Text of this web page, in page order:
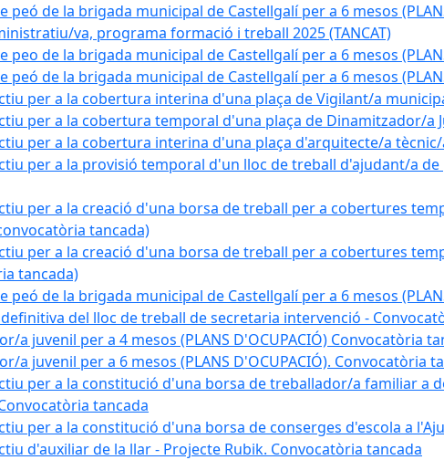
peó de la brigada municipal de Castellgalí per a 6 mesos
va, programa formació i treball 2025 (TANCAT)
peo de la brigada municipal de Castellgalí per a 6 mesos
peó de la brigada municipal de Castellgalí per a 6 mesos
per a la cobertura interina d'una plaça de Vigilant/a
per a la cobertura temporal d'una plaça de Dinamitzador/a
per a la cobertura interina d'una plaça d'arquitecte/a
per a la provisió temporal d'un lloc de treball d'ajudant/a
per a la creació d'una borsa de treball per a cobertures
tancada)
per a la creació d'una borsa de treball per a cobertures
tancada)
peó de la brigada municipal de Castellgalí per a 6 mesos
del lloc de treball de secretaria intervenció -
a juvenil per a 4 mesos (PLANS D'OCUPACIÓ) Convocatòria
a juvenil per a 6 mesos (PLANS D'OCUPACIÓ). Convocatòria
per a la constitució d'una borsa de treballador/a familiar a
tancada
per a la constitució d'una borsa de conserges d'escola a
d'auxiliar de la llar - Projecte Rubik. Convocatòria tancada